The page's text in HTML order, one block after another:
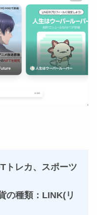
トレカ、スポーツ
の種類：LINK(リ